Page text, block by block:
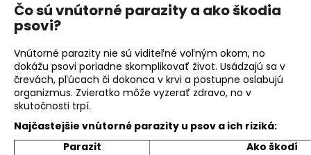
Čo sú vnútorné parazity a ako škodia
psovi?
Vnútorné parazity nie sú viditeľné voľným okom, no
dokážu psovi poriadne skomplikovať život. Usádzajú sa v
črevách, pľúcach či dokonca v krvi a postupne oslabujú
organizmus. Zvieratko môže vyzerať zdravo, no v
skutočnosti trpí.
Najčastejšie vnútorné parazity u psov a ich riziká:
Parazit
Ako škodí